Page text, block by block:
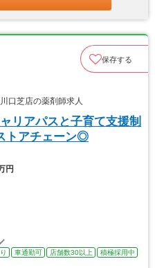
保存する
口芝店の薬剤師求人
リアパスと子育て支援制
トアチェーン◎
円
車通勤可 店舗数30以上
積極採用中